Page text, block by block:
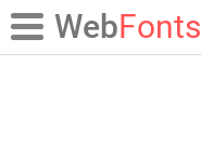
WebFonts